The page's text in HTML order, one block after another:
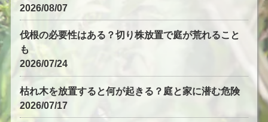
2026/08/07
伐根の必要性はある？切り株放置で庭が荒れること
も
2026/07/24
枯れ木を放置すると何が起きる？庭と家に潜む危険
2026/07/17